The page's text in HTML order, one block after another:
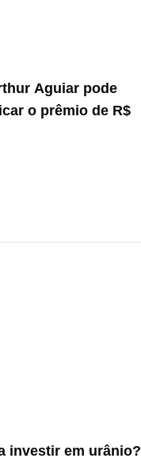
Aguiar pode
o prêmio de R$
investir em urânio?